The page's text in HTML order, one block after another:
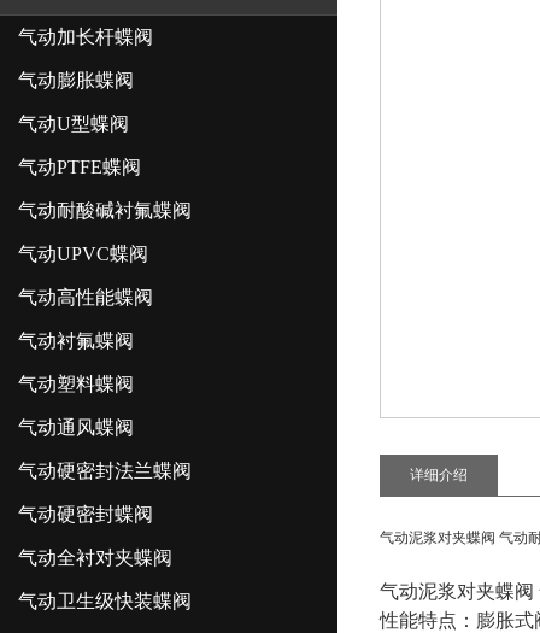
气动加长杆蝶阀
气动膨胀蝶阀
气动U型蝶阀
气动PTFE蝶阀
气动耐酸碱衬氟蝶阀
气动UPVC蝶阀
气动高性能蝶阀
气动衬氟蝶阀
气动塑料蝶阀
气动通风蝶阀
气动硬密封法兰蝶阀
气动硬密封蝶阀
气动全衬对夹蝶阀
气动卫生级快装蝶阀
详细介绍
气动泥浆对夹蝶阀 气动
气动泥浆对夹蝶
性能特点：膨胀